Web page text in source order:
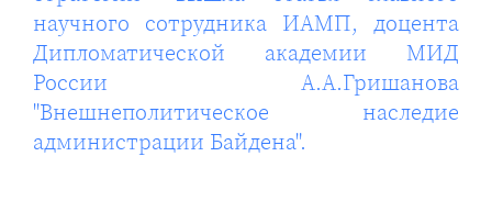
научного сотрудника ИАМП, доцента
Дипломатической академии МИД
России А.А.Гришанова
"Внешнеполитическое наследие
администрации Байдена".